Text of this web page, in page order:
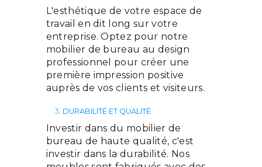
L'esthétique de votre espace de
travail en dit long sur votre
entreprise. Optez pour notre
mobilier de bureau au design
professionnel pour créer une
première impression positive
auprès de vos clients et visiteurs.
3. DURABILITÉ ET QUALITÉ
Investir dans du mobilier de
bureau de haute qualité, c'est
investir dans la durabilité. Nos